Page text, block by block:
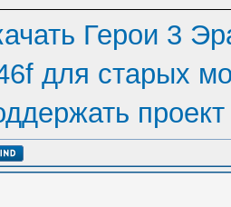
Герои 3
для старых
проект